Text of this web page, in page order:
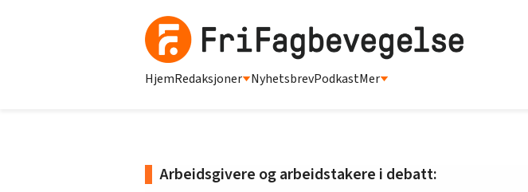
HjemRedaksjoner NyhetsbrevPodkastMer
Arbeidsgivere og arbeidstakere i debatt: